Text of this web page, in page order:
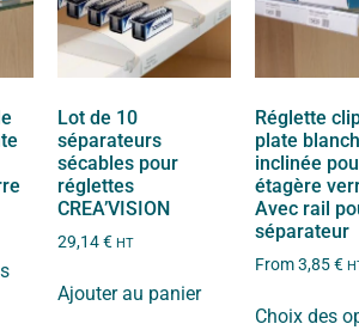
Lot de 10
séparateurs
sécables pour
réglettes
CREA’VISION
29,14€ HT
Ajouter au panier
Réglette
plate
inclinée
étagère
Avec rail
séparateur
From3,85€
Choix des